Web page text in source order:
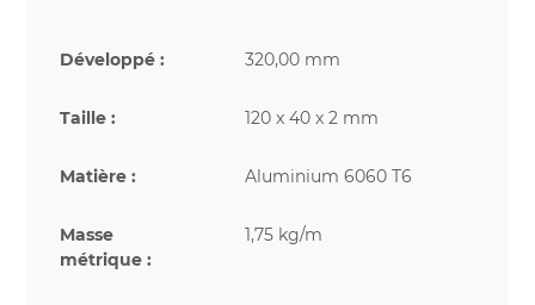
Développé : 320,00 mm
Taille : 120 x 40 x 2 mm
Matière : Aluminium 6060 T6
Masse
métrique :
1,75 kg/m